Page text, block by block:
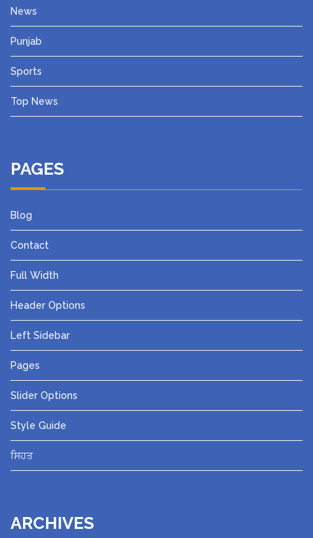
News
Punjab
Sports
Top News
PAGES
Blog
Contact
Full Width
Header Options
Left Sidebar
Pages
Slider Options
Style Guide
ਸਿਹਤ
ARCHIVES